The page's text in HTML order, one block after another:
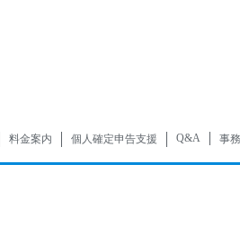
料金案内 個人確定申告支援 Q&A 事